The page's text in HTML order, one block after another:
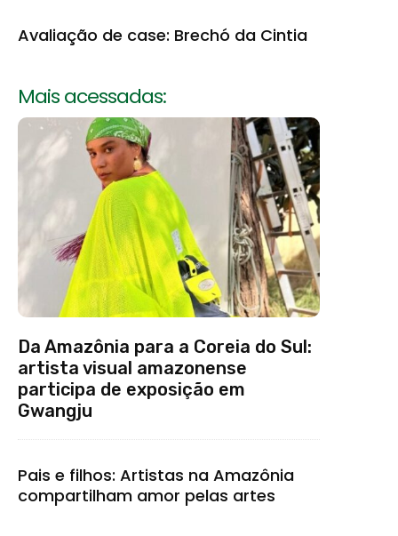
Avaliação de case: Brechó da Cintia
Mais acessadas:
Da Amazônia para a Coreia do Sul:
artista visual amazonense
participa de exposição em
Gwangju
Pais e filhos: Artistas na Amazônia
compartilham amor pelas artes